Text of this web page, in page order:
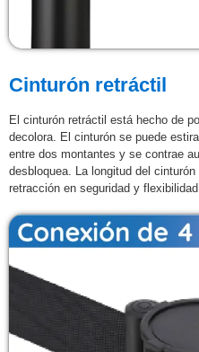
Cinturón retráctil
El cinturón retráctil está hecho de
decolora. El cinturón se puede
entre dos montantes y se contrae
desbloquea. La longitud del
retracción en seguridad y